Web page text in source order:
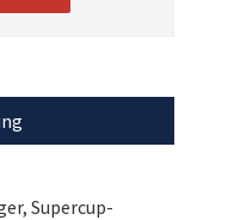
Supercup-